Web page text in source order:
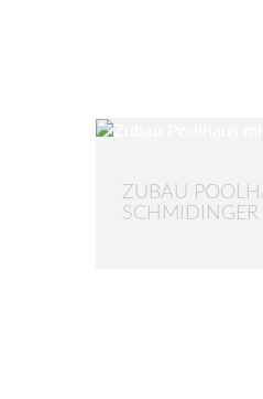
ZUBAU
SCHMIDINGER